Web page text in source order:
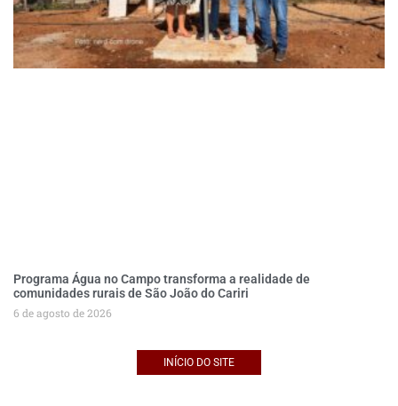
Programa Água no Campo transforma a realidade de
comunidades rurais de São João do Cariri
6 de agosto de 2026
INÍCIO DO SITE